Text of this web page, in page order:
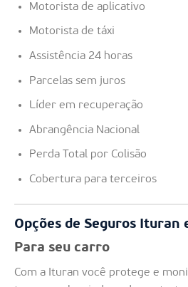
Motorista de aplicativo
Motorista de táxi
Assistência 24 horas
Parcelas sem juros
Líder em recuperação
Abrangência Nacional
Perda Total por Colisão
Cobertura para terceiros
Opções de Seguros Ituran
Para seu carro
Com a Ituran você protege e